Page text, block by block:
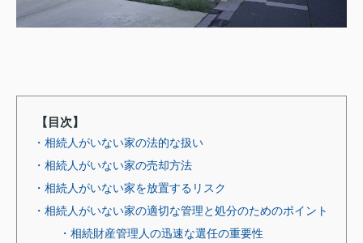
【目次】
・相続人がいない家の法的な扱い
・相続人がいない家の売却方法
・相続人がいない家を放置するリスク
・相続人がいない家の適切な管理と処分のためのポイント
・相続財産管理人の迅速な選任の重要性